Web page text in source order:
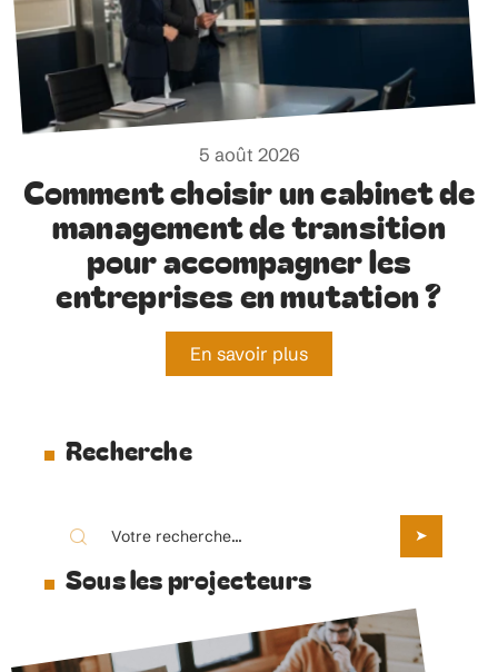
5 août 2026
Comment choisir un cabinet de
management de transition
pour accompagner les
entreprises en mutation ?
En savoir plus
Recherche
Sous les projecteurs